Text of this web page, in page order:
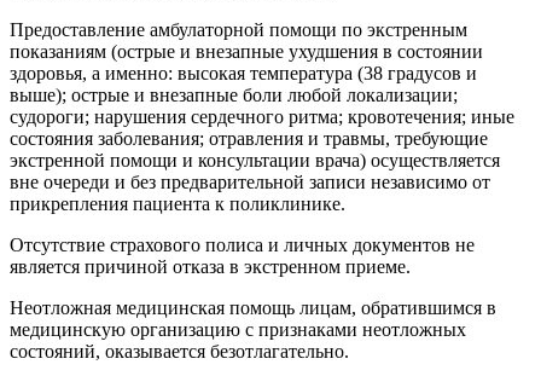
Предоставление амбулаторной помощи по экстренным
показаниям (острые и внезапные ухудшения в состоянии
здоровья, а именно: высокая температура (38 градусов и
выше); острые и внезапные боли любой локализации;
судороги; нарушения сердечного ритма; кровотечения; иные
состояния заболевания; отравления и травмы, требующие
экстренной помощи и консультации врача) осуществляется
вне очереди и без предварительной записи независимо от
прикрепления пациента к поликлинике.
Отсутствие страхового полиса и личных документов не
является причиной отказа в экстренном приеме.
Неотложная медицинская помощь лицам, обратившимся в
медицинскую организацию с признаками неотложных
состояний, оказывается безотлагательно.